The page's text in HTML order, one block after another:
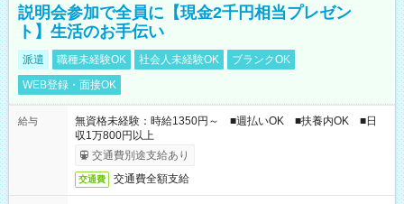
説明会参加で全員に【現金2千円相当プレゼン
ト】生活のお手伝い
派遣 職種未経験OK 社会人未経験OK
ブランクOK
WEB登録・面接OK
給与
無資格未経験：時給1350円～ ■週払いOK ■扶養内OK ■日
収1万800円以上
交通費別途支給あり
交通費 交通費全額支給